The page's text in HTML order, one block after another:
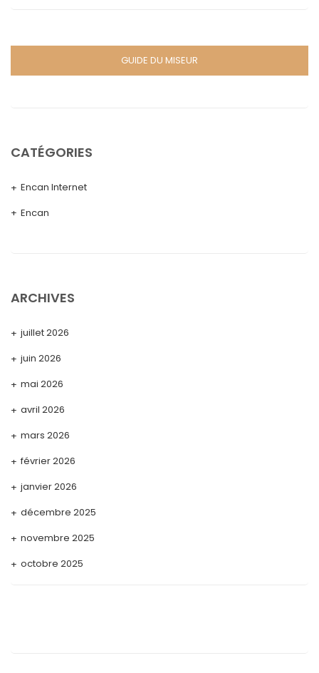
GUIDE DU MISEUR
CATÉGORIES
Encan Internet
Encan
ARCHIVES
juillet 2026
juin 2026
mai 2026
avril 2026
mars 2026
février 2026
janvier 2026
décembre 2025
novembre 2025
octobre 2025